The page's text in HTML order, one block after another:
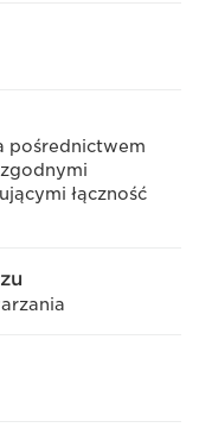
pośrednictwem
łączność